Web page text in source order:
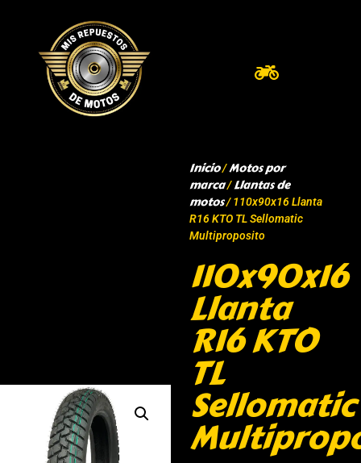
Inicio/Motos por
marca/Llantas de
motos/ 110x90x16 Llanta
R16 KTO TL Sellomatic
Multiproposito
110x90x16
Llanta
R16 KTO
TL
Sellomatic